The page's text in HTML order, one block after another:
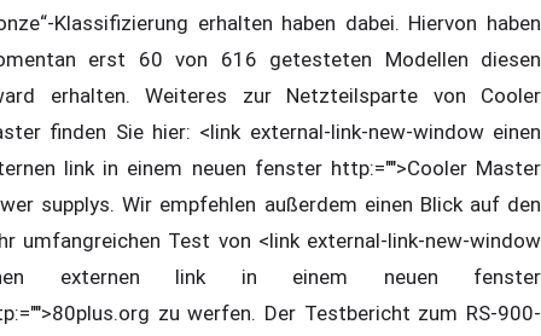
Klassifizierung erhalten haben dabei. Hiervon haben
erst 60 von 616 getesteten Modellen diesen
erhalten. Weiteres zur Netzteilsparte von Cooler
finden Sie hier: <link external-link-new-window einen
link in einem neuen fenster http:="">Cooler Master
supplys. Wir empfehlen außerdem einen Blick auf den
umfangreichen Test von <link external-link-new-window
externen link in einem neuen fenster
zu werfen. Der Testbericht zum RS-900-